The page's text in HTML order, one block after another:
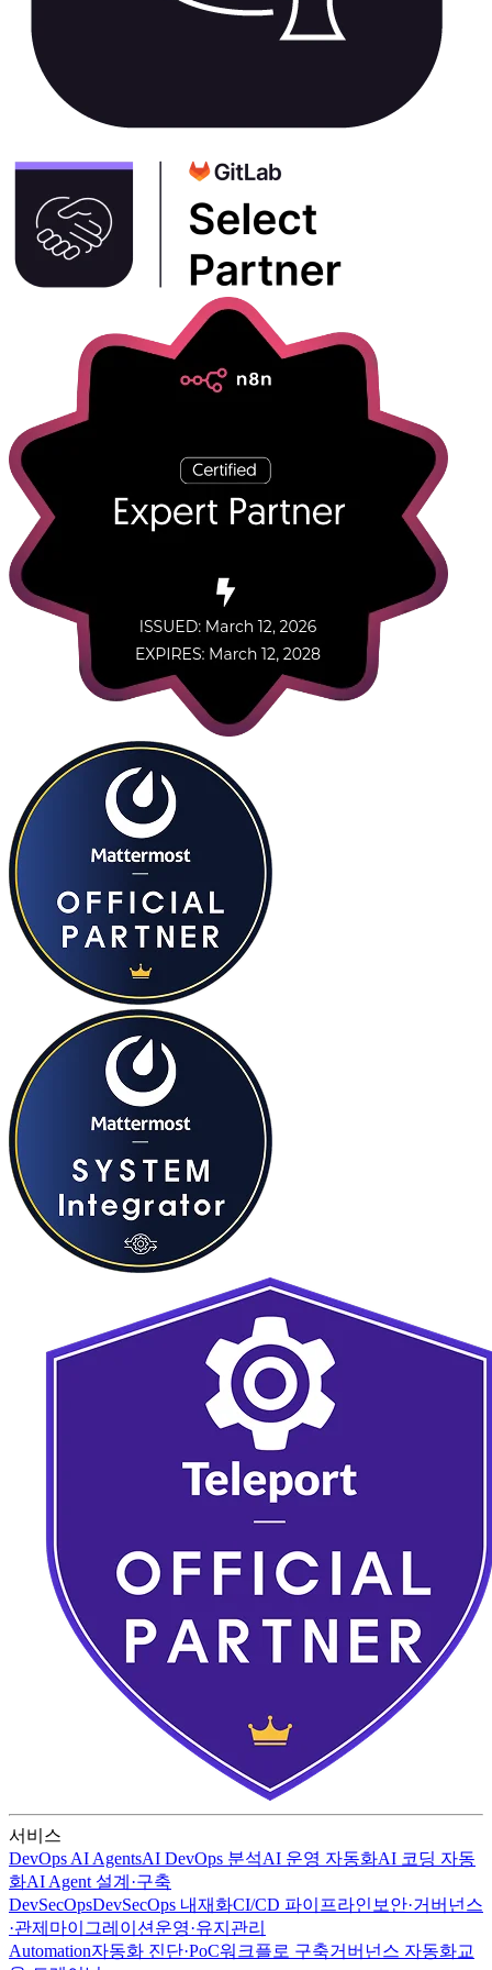
서비스
DevOps AI AgentsAI DevOps 분석AI 운영 자동화AI 코딩 자동
화AI Agent 설계·구축
DevSecOpsDevSecOps 내재화CI/CD 파이프라인 보안·거버넌스
·관제 마이그레이션 운영·유지관리
Automation자동화 진단·PoC워크플로 구축거버넌스 자동화교